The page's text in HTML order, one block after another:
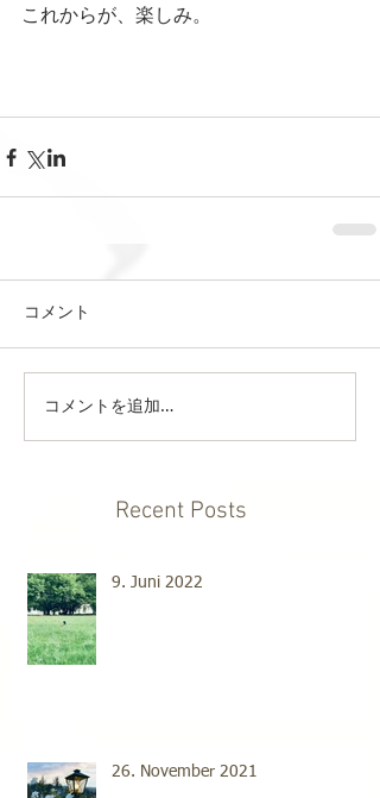
これからが、楽しみ。
コメント
コメントを追加…
Recent Posts
9. Juni 2022
26. November 2021